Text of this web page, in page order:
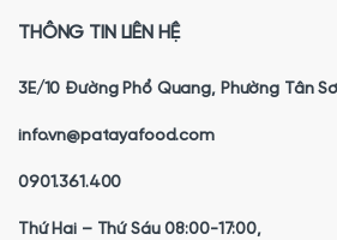
THÔNG TIN LIÊN HỆ
3E/10 Đường Phổ Quang, Phường Tân
info.vn@patayafood.com
0901.361.400
Thứ Hai – Thứ Sáu 08:00-17:00,